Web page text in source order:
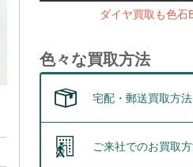
ダイヤ買取も色石
色々な買取方法
宅配・郵送買取方法
ご来社でのお買取